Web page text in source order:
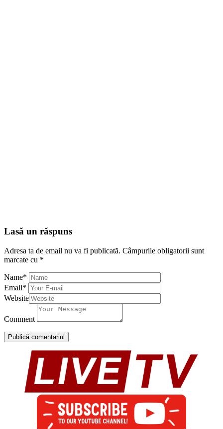
Lasă un răspuns
Adresa ta de email nu va fi publicată. Câmpurile obligatorii sunt
marcate cu *
Name*
Email*
Website
Comment